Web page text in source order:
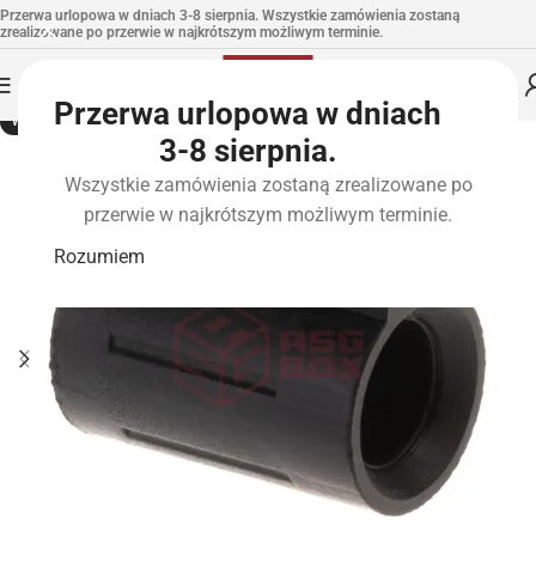
Przerwa urlopowa w dniach
3-8 sierpnia.
Wszystkie zamówienia zostaną zrealizowane po
przerwie w najkrótszym możliwym terminie.
Rozumiem
Przerwa urlopowa w dniach 3-8 sierpnia. Wszystkie zamówienia zostaną
zrealizowane po przerwie w najkrótszym możliwym terminie.
WYPRZEDANE